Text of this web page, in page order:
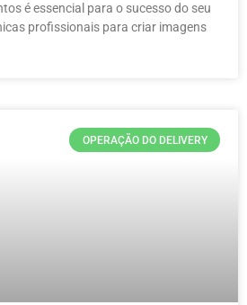
é essencial para o sucesso do seu
profissionais para criar imagens
OPERAÇÃO DO DELIVERY